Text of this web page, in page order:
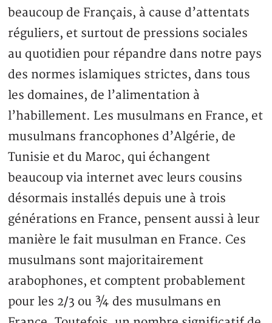
beaucoup de Français, à cause d’attentats
réguliers, et surtout de pressions sociales
au quotidien pour répandre dans notre pays
des normes islamiques strictes, dans tous
les domaines, de l’alimentation à
l’habillement. Les musulmans en France, et
musulmans francophones d’Algérie, de
Tunisie et du Maroc, qui échangent
beaucoup via internet avec leurs cousins
désormais installés depuis une à trois
générations en France, pensent aussi à leur
manière le fait musulman en France. Ces
musulmans sont majoritairement
arabophones, et comptent probablement
pour les 2/3 ou ¾ des musulmans en